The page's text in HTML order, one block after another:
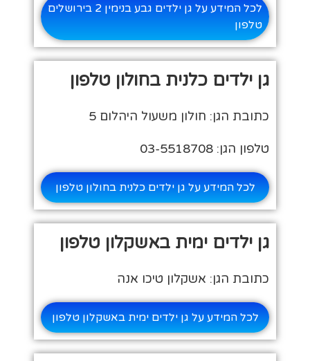
לכל המידע על גן ילדים גבע בנימין 2 בירושלים
טלפון
גן ילדים כלנית בחולון טלפון
כתובת הגן: חולון משעול היהלום 5
טלפון הגן: 03-5518708
לכל המידע על גן ילדים כלנית בחולון טלפון
גן ילדים ימית באשקלון טלפון
כתובת הגן: אשקלון טיכו אנה
לכל המידע על גן ילדים ימית באשקלון טלפון